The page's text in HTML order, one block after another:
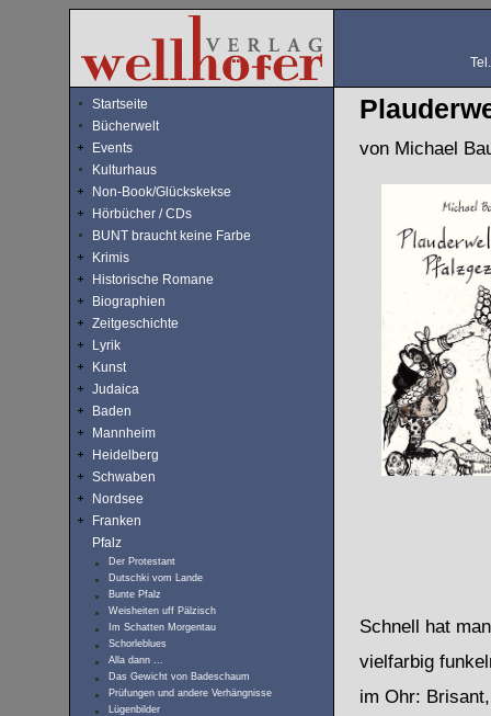
Startseite
Bücherwelt
Events
Kulturhaus
Non-Book/Glückskekse
Hörbücher / CDs
BUNT braucht keine Farbe
Krimis
Historische Romane
Biographien
Zeitgeschichte
Lyrik
Kunst
Judaica
Baden
Mannheim
Heidelberg
Schwaben
Nordsee
Franken
Pfalz
Der Protestant
Dutschki vom Lande
Bunte Pfalz
Weisheiten uff Pälzisch
Im Schatten Morgentau
Schorleblues
Alla dann ...
Das Gewicht von Badeschaum
Prüfungen und andere Verhängnisse
Lügenbilder
von Michael
Schnell hat
vielfarbig
im Ohr: